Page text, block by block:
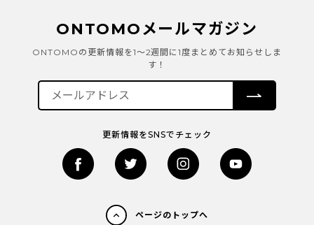
ONTOMOメールマガジン
ONTOMOの更新情報を1～2週間に1度まとめてお知らせしま
す！
更新情報をSNSでチェック
ページのトップへ